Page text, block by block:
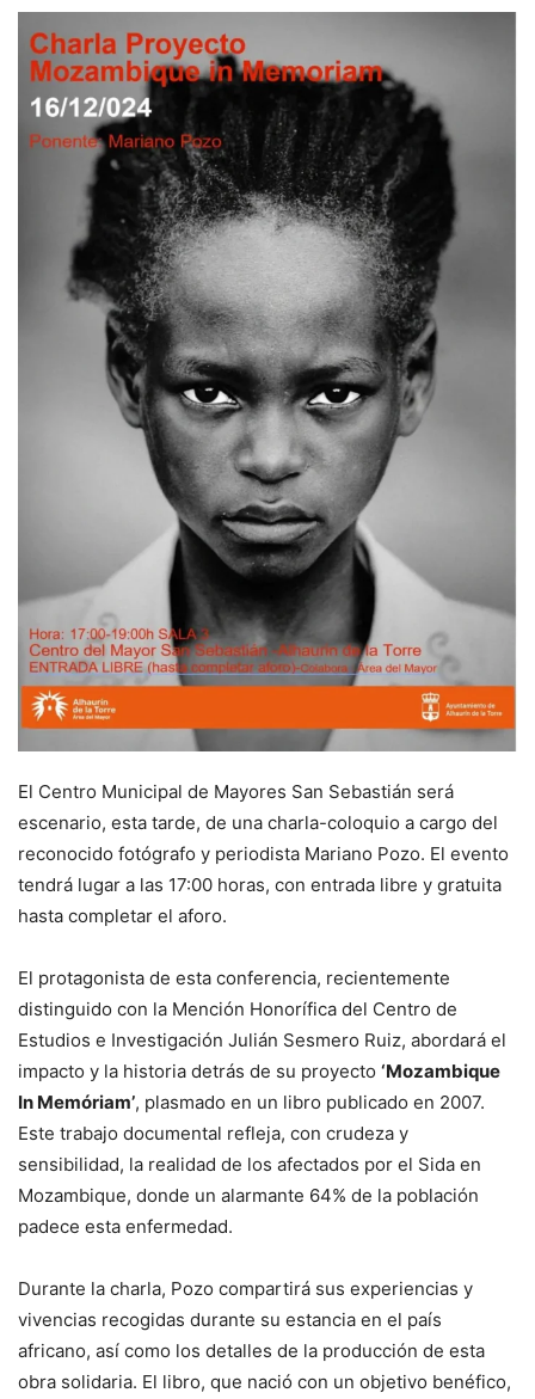
El Centro Municipal de Mayores San Sebastián será
escenario, esta tarde, de una charla-coloquio a cargo del
reconocido fotógrafo y periodista Mariano Pozo. El evento
tendrá lugar a las 17:00 horas, con entrada libre y gratuita
hasta completar el aforo.
El protagonista de esta conferencia, recientemente
distinguido con la Mención Honorífica del Centro de
Estudios e Investigación Julián Sesmero Ruiz, abordará el
impacto y la historia detrás de su proyecto ‘Mozambique
In Memóriam’, plasmado en un libro publicado en 2007.
Este trabajo documental refleja, con crudeza y
sensibilidad, la realidad de los afectados por el Sida en
Mozambique, donde un alarmante 64% de la población
padece esta enfermedad.
Durante la charla, Pozo compartirá sus experiencias y
vivencias recogidas durante su estancia en el país
africano, así como los detalles de la producción de esta
obra solidaria. El libro, que nació con un objetivo benéfico,